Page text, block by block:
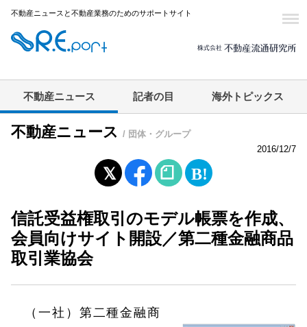
不動産ニュースと不動産業務のためのサポートサイト
不動産ニュース 記者の目 海外トピックス
不動産ニュース / 団体・グループ
2016/12/7
信託受益権取引のモデル帳票を作成、
会員向けサイト開設／第二種金融商品
取引業協会
（一社）第二種金融商